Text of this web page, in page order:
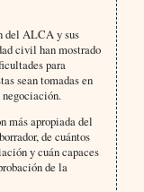
del ALCA y sus
civil han mostrado
para
sean tomadas en
negociación.
más apropiada del
de cuántos
y cuán capaces
de la